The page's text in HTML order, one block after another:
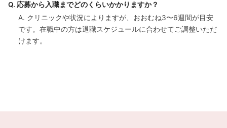
Q. 応募から入職までどのくらいかかりますか？
A. クリニックや状況によりますが、おおむね3〜6週間が目安
です。在職中の方は退職スケジュールに合わせてご調整いただ
けます。